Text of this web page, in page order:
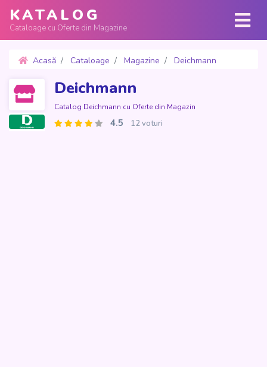
KATALOG
Cataloage cu Oferte din Magazine
Acasă Cataloage Magazine
Deichmann
Deichmann
Catalog Deichmann cu Oferte din Magazin
4.5 12 voturi